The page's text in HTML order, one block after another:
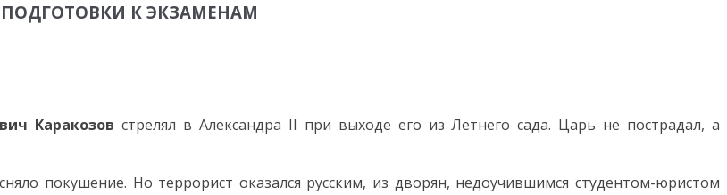
ПОДГОТОВКИ К ЭКЗАМЕНАМ
Каракозов стрелял в Александра II при выходе его из Летнего сада. Царь не пострадал, а
покушение. Но террорист оказался русским, из дворян, недоучившимся студентом-юристом